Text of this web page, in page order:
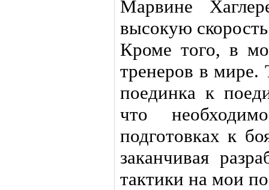
Марвине
высокую
Кроме того, в
тренеров в мире.
поединка к
что
подготовках к
заканчивая
тактики на мои